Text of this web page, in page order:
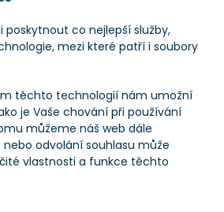
co nejlepší služby,
mezi které patří i soubory
těchto technologií nám umožní
je Vaše chování při používání
můžeme náš web dále
nebo odvolání souhlasu může
vlastnosti a funkce těchto
akcií Colt CZ a CSG
Aktuální cena